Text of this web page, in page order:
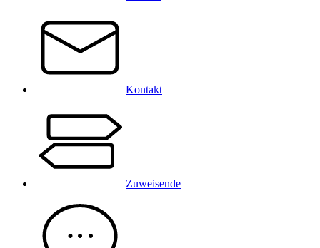
Kontakt
Zuweisende